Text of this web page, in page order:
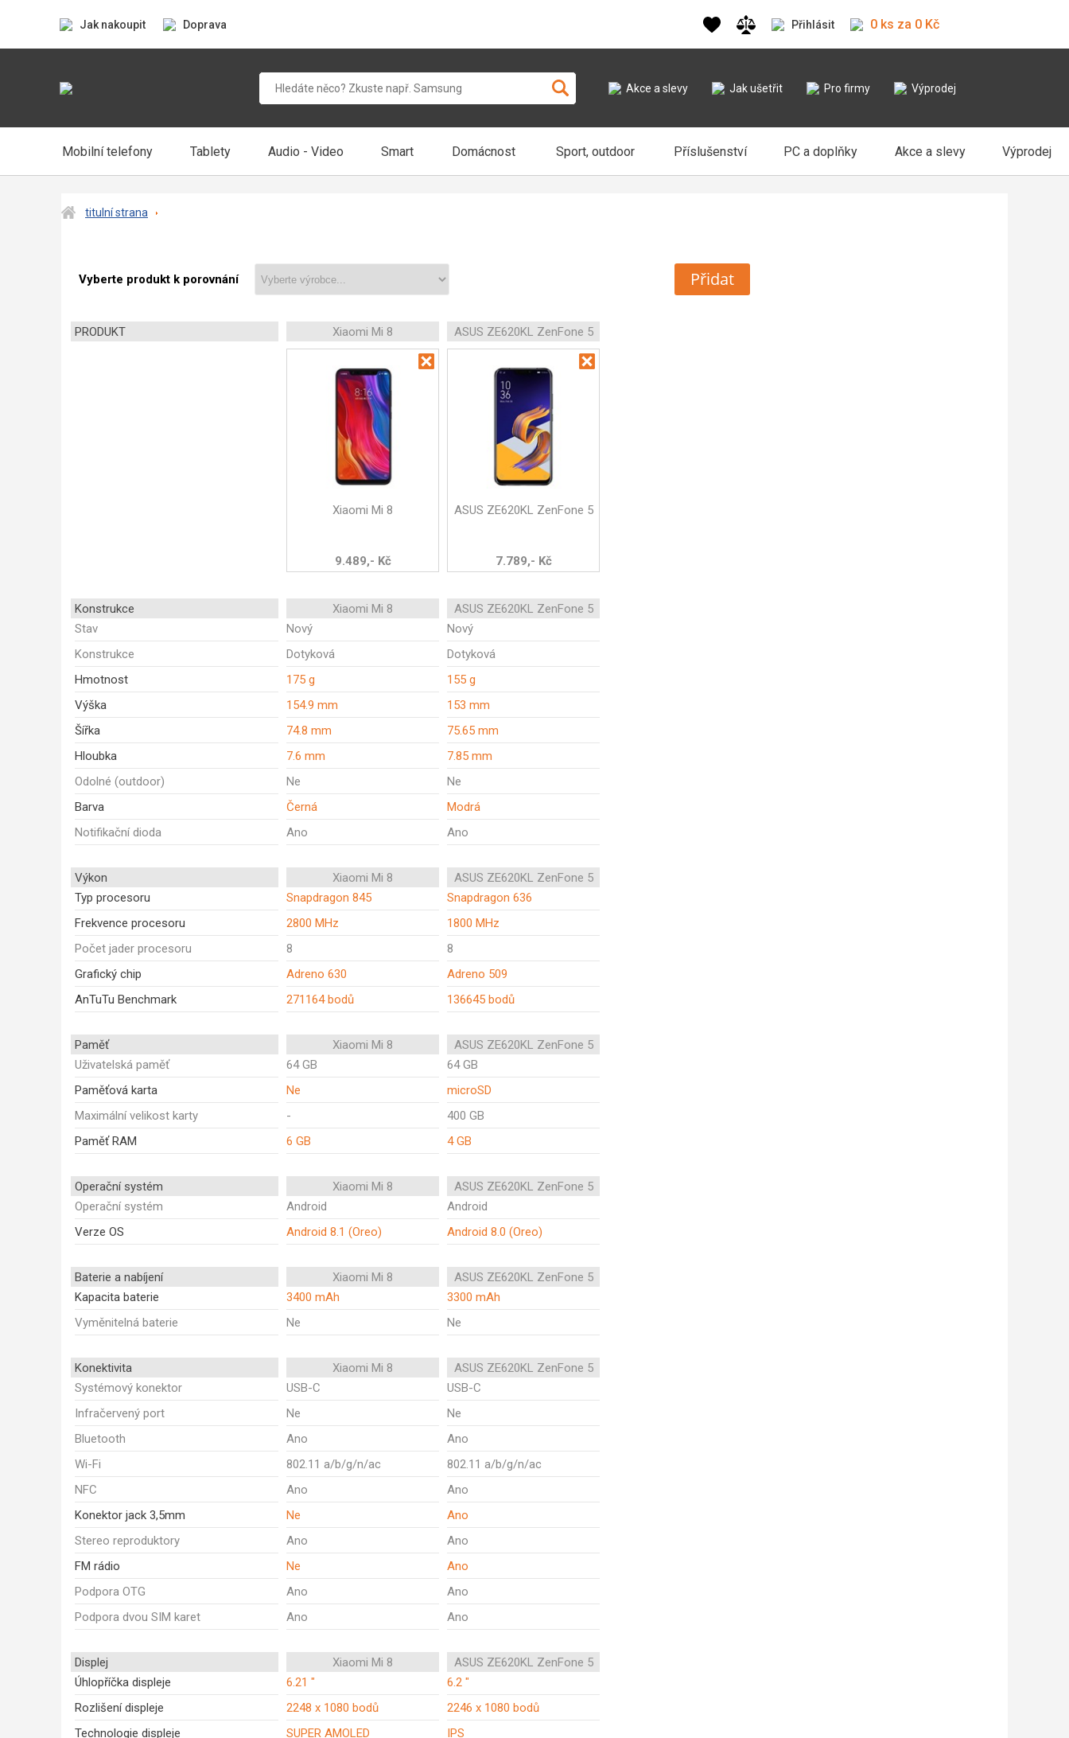
Jak nakoupit Doprava Přihlásit 0 ks za 0 Kč
Akce a slevy Jak ušetřit Pro firmy Výprodej
Mobilní telefony Tablety Audio - Video Smart Domácnost Sport, outdoor Příslušenství PC a doplňky Akce a slevy Výprodej
titulní strana
Vyberte produkt k porovnání Přidat
PRODUKT Xiaomi Mi 8 ASUS ZE620KL ZenFone 5
Xiaomi Mi 8
9.489,- Kč
ASUS ZE620KL ZenFone 5
7.789,- Kč
Konstrukce Xiaomi Mi 8
ASUS ZE620KL ZenFone 5
Stav
Nový
Nový
Konstrukce
Dotyková
Dotyková
Hmotnost
175 g
155 g
Výška
154.9 mm
153 mm
Šířka
74.8 mm
75.65 mm
Hloubka
7.6 mm
7.85 mm
Odolné (outdoor)
Ne
Ne
Barva
Černá
Modrá
Notifikační dioda
Ano Ano
Výkon Xiaomi Mi 8
ASUS ZE620KL ZenFone 5
Typ procesoru
Snapdragon 845
Snapdragon 636
Frekvence procesoru
2800 MHz
1800 MHz
Počet jader procesoru
8
8
Grafický chip
Adreno 630
Adreno 509
AnTuTu Benchmark
271164 bodů 136645 bodů
Paměť Xiaomi Mi 8
ASUS ZE620KL ZenFone 5
Uživatelská paměť
64 GB
64 GB
Paměťová karta
Ne
microSD
Maximální velikost karty
-
400 GB
Paměť RAM
6 GB 4 GB
Operační systém Xiaomi Mi 8
ASUS ZE620KL ZenFone 5
Operační systém
Android
Android
Verze OS
Android 8.1 (Oreo) Android 8.0 (Oreo)
Baterie a nabíjení Xiaomi Mi 8
ASUS ZE620KL ZenFone 5
Kapacita baterie
3400 mAh
3300 mAh
Vyměnitelná baterie
Ne Ne
Konektivita Xiaomi Mi 8
ASUS ZE620KL ZenFone 5
Systémový konektor
USB-C
USB-C
Infračervený port
Ne
Ne
Bluetooth
Ano
Ano
Wi-Fi
802.11 a/b/g/n/ac
802.11 a/b/g/n/ac
NFC
Ano
Ano
Konektor jack 3,5mm
Ne
Ano
Stereo reproduktory
Ano
Ano
FM rádio
Ne
Ano
Podpora OTG
Ano
Ano
Podpora dvou SIM karet
Ano Ano
Displej Xiaomi Mi 8
ASUS ZE620KL ZenFone 5
Úhlopříčka displeje
6.21 "
6.2 "
Rozlišení displeje
2248 x 1080 bodů
2246 x 1080 bodů
Technologie displeje
SUPER AMOLED IPS